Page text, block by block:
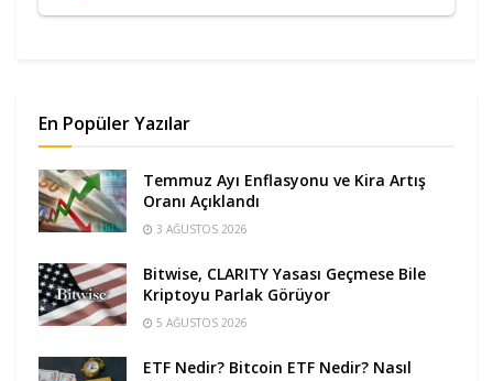
En Popüler Yazılar
Temmuz Ayı Enflasyonu ve Kira Artış
Oranı Açıklandı
3 AĞUSTOS 2026
Bitwise, CLARITY Yasası Geçmese Bile
Kriptoyu Parlak Görüyor
5 AĞUSTOS 2026
ETF Nedir? Bitcoin ETF Nedir? Nasıl